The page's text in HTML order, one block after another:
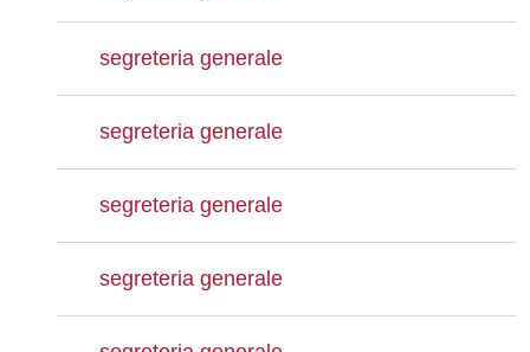
segreteria generale
segreteria generale
segreteria generale
segreteria generale